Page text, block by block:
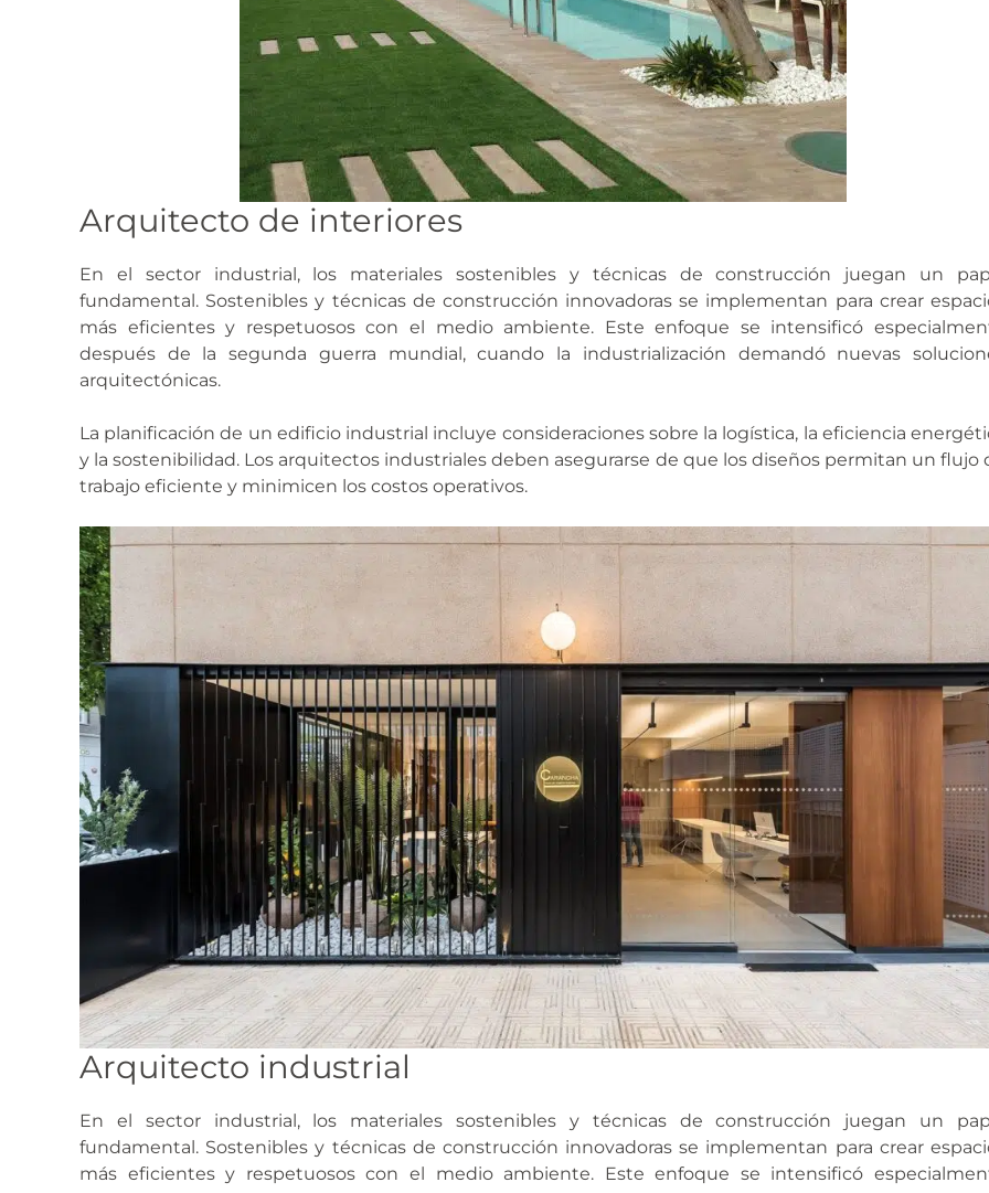
Arquitecto de interiores
En el sector industrial, los materiales sostenibles y técnicas de construcción juegan un
fundamental. Sostenibles y técnicas de construcción innovadoras se implementan para crear
más eficientes y respetuosos con el medio ambiente. Este enfoque se intensificó
después de la segunda guerra mundial, cuando la industrialización demandó nuevas
arquitectónicas.
La planificación de un edificio industrial incluye consideraciones sobre la logística, la eficiencia
y la sostenibilidad. Los arquitectos industriales deben asegurarse de que los diseños permitan un flujo
trabajo eficiente y minimicen los costos operativos.
Arquitecto industrial
En el sector industrial, los materiales sostenibles y técnicas de construcción juegan un
fundamental. Sostenibles y técnicas de construcción innovadoras se implementan para crear
más eficientes y respetuosos con el medio ambiente. Este enfoque se intensificó